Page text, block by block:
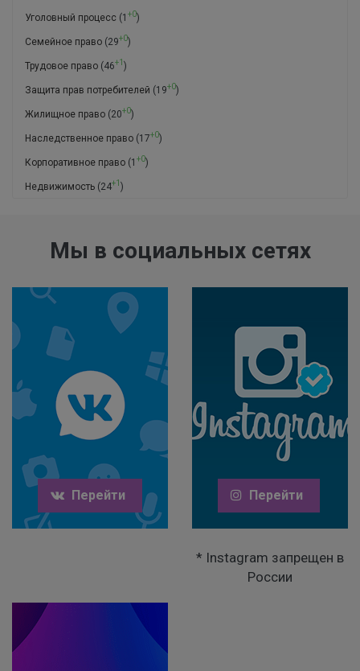
Уголовный процесс (1 +0)
Семейное право (29+0)
Трудовое право (46+1 )
Защита прав потребителей (19+0)
Жилищное право (20+0)
Наследственное право (17+0)
Корпоративное право (1 +0)
Недвижимость (24+1 )
Мы в социальных сетях
Перейти Перейти
* Instagram запрещен в
России